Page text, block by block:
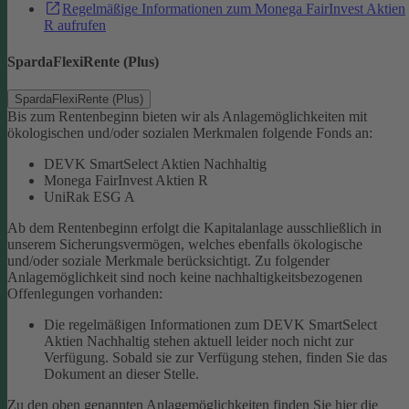
Regelmäßige Informationen zum Monega FairInvest Aktien
R aufrufen
SpardaFlexiRente (Plus)
SpardaFlexiRente (Plus)
Bis zum Rentenbeginn bieten wir als Anlagemöglichkeiten mit
ökologischen und/oder sozialen Merkmalen folgende Fonds an:
DEVK SmartSelect Aktien Nachhaltig
Monega FairInvest Aktien R
UniRak ESG A
Ab dem Rentenbeginn erfolgt die Kapitalanlage ausschließlich in
unserem Sicherungsvermögen, welches ebenfalls ökologische
und/oder soziale Merkmale berücksichtigt. Zu folgender
Anlagemöglichkeit sind noch keine nachhaltigkeitsbezogenen
Offenlegungen vorhanden:
Die regelmäßigen Informationen zum DEVK SmartSelect
Aktien Nachhaltig stehen aktuell leider noch nicht zur
Verfügung. Sobald sie zur Verfügung stehen, finden Sie das
Dokument an dieser Stelle.
Zu den oben genannten Anlagemöglichkeiten finden Sie hier die